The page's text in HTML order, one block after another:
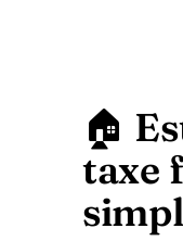
🏠
taxe